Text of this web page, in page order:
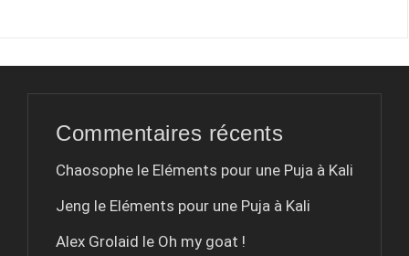
Commentaires récents
Chaosophe le Eléments pour une Puja à Kali
Jeng le Eléments pour une Puja à Kali
Alex Grolaid le Oh my goat !